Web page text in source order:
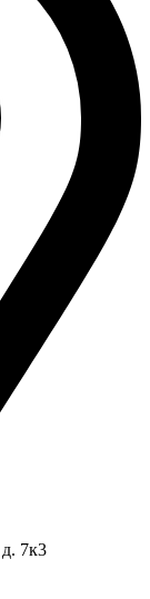
7к3